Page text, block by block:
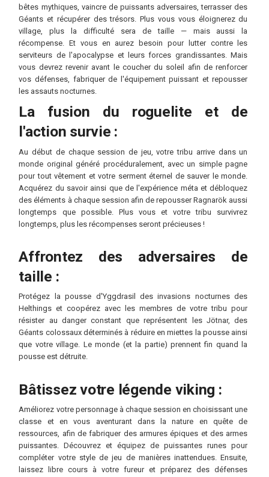
bêtes mythiques, vaincre de puissants adversaires, terrasser des
Géants et récupérer des trésors. Plus vous vous éloignerez du
village, plus la difficulté sera de taille — mais aussi la
récompense. Et vous en aurez besoin pour lutter contre les
serviteurs de l'apocalypse et leurs forces grandissantes. Mais
vous devrez revenir avant le coucher du soleil afin de renforcer
vos défenses, fabriquer de l'équipement puissant et repousser
les assauts nocturnes.
La fusion du roguelite et de
l'action survie :
Au début de chaque session de jeu, votre tribu arrive dans un
monde original généré procéduralement, avec un simple pagne
pour tout vêtement et votre serment éternel de sauver le monde.
Acquérez du savoir ainsi que de l'expérience méta et débloquez
des éléments à chaque session afin de repousser Ragnarök aussi
longtemps que possible. Plus vous et votre tribu survivrez
longtemps, plus les récompenses seront précieuses !
Affrontez des adversaires de
taille :
Protégez la pousse d'Yggdrasil des invasions nocturnes des
Helthings et coopérez avec les membres de votre tribu pour
résister au danger constant que représentent les Jötnar, des
Géants colossaux déterminés à réduire en miettes la pousse ainsi
que votre village. Le monde (et la partie) prennent fin quand la
pousse est détruite.
Bâtissez votre légende viking :
Améliorez votre personnage à chaque session en choisissant une
classe et en vous aventurant dans la nature en quête de
ressources, afin de fabriquer des armures épiques et des armes
puissantes. Découvrez et équipez de puissantes runes pour
compléter votre style de jeu de manières inattendues. Ensuite,
laissez libre cours à votre fureur et préparez des défenses